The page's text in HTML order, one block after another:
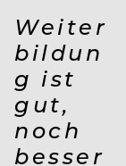
Weiter
bildun
g ist
gut,
noch
besser